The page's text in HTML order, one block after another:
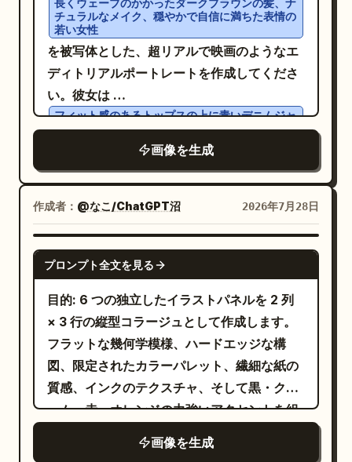
理を通してこい！！話せばどっかしら受け取
ってくれるだろ！！片っ端から当たれ！！」
と書かれている。最終的な雰囲気は、無表情
な恐怖と職場の不条理さ。 テキストの制約：
日本語のセリフは上記の内容を正確に維持す
ること。太い手書き風の漫画フォントを使用
すること。伏せ字の会社名は実在のブランド
ではなく「ヤ〇ト」とすること。余計なキャ
番号は追加しないこと。 構成の制約：ページ
には必ず 4 つのパネル、3 人の登場人物、1
つのミニチュアハムスター用ワークステーシ
ョン、1 つの若手社員用の通常ワークステー
ション、そして最後のパネルにのみ見える壁
掛け時計を含めること。可愛いハムスター
と、過酷で殺伐としたオフィスドラマの対比
を強調すること。
の美学、アンティークな金属細工、緑と金の
アクセントカラー、ブルータリズム・タイポ
グラフィ、プレミアムなエディトリアル・ポ
スターデザイン、ドラマチックなスタジオ照
明、浅い被写界深度、鋭利なマスクのディテ
ール。 制約: 右端に顔を大きくクロップした
像 1 つとテキスト要素 5 つの正確な数を守る
こと。余計なロゴや透かしは入れず、漫画や
アニメ調のスタイルは避けること。
テンツ：左端に、縦書きの黒いコンデンス体
（長体）の大文字テキストで
GENTLE MONSTER × DOCTOR DOOM
と
配置する。その下に、太字の横書き製品ラベ
ルとして DOOMWAR VV-616
る。さらにその下に、短い大文字の3行
「ENGINEERED FOR DOMINION.」
SOVEREIGNS.」を配置する。背の高いコン
デンス体のサンセリフ体を使用し、かすれた
プリントテクスチャとダークチャコールイン
クで表現する。 ビジュアルスタイル：超高精
細なシネマティックリアリズム。ラグジュア
リーアイウェアのキャンペーンとコミックの
ヴィランの鎧を融合させ、マクロ撮影のよう
なライティング、フード下のドラマチックな
影、繊細なフィルムグレイン、ハーフトーン
のポスターテクスチャ、彩度を抑えた緑と金
のパレット、金属の反射、プレミアムなエデ
シャープなフォーカス、頭部の背後にダーク
と溶け出しています。被写体と伝承は完全に
オリジナルである必要がありますが、視覚ス
タイルはハイエンドな RPG テーブルトークキ
ャラクターデザインシートの忠実度を 100%
維持し、純白の背景に配置してください。最
優先事項は、生の乾いたクールグレーの鉛筆
スケッチ（グラファイトハッチング）と、眩
いデジタル発光との極端な視覚的衝突です。
含めないでください。スタイルディレクショ
ン：これが絶対的な優先事項です。プレミア
ムなファンタジーキャラクターコンセプトア
ートが純白のネガティブスペース背景に配置
された、この画像ファミリーのスタイルを完
全に再現してください。「グラファイトハッ
チング」と「ぼかした木炭」のエフェクトを
強く強調します。女性キャラクターの肌、
鎧、衣服のすべての影の部分には、非常に目
立つアグレッシブな鉛筆のクロスハッチング
を施してください。このイラストは、テクス
り、スケッチ側ではもう片方の足が降りてい
る状態にします。スケッチ側のみに、コミッ
ク風の背景要素を正確に 14 個追加してくださ
い：輪郭線のみの星 3 つ、漫画風の煙 2 つ、
稲妻マーク 2 つ、長いスピード線の集合 5
つ、足元の床に衝撃のバースト 1 つ、小さな
インクの点の集まり 1 つ。背景はシンプルで
整理された状態を保ち、顔、胴体、パンツ、
さい。高解像度のエディトリアルライティン
グを使用し、遊び心のあるアクションのエネ
ルギーを表現してください。左側は鮮明なリ
アリズム、右側は表現力豊かなインクのハッ
チングで仕上げ、テキストや透かし、他の人
物は一切入れないでください。
長くウェーブのかかったダークブラウンの髪、ナ
チュラルなメイク、穏やかで自信に満ちた表情の
若い女性
を被写体とした、超リアルで映画のようなエ
ディトリアルポートレートを作成してくださ
い。彼女は
フィット感のあるトップスの上に青いデニムジャ
ケットを羽織り、同色のブルージーンズと黒のハ
髪型、体型、服装を完全に維持してくださ
い。 2 つのシュールなコンセプトを 1 つのシ
ームレスなシーンに融合させます： 一方で
は、現代の国際海運港に腰まで浸かって立つ
巨人のような女性を描写してください。周囲
にはコンテナターミナル、貨物クレーン、倉
庫、ターコイズブルーの海水、そして複数の
貨物船を配置します。彼女が片手でミニチュ
アのコンテナ船を優しく持ち、その周囲を本
物の貨物船がリアルな航跡を残しながら航行
している様子を描いてください。暗い嵐の雲
が広がるドラマチックな曇り空が映画のよう
な雰囲気を醸し出し、遠くには未来的な都市
画像を生成
作成者： @なこ/ChatGPT沼 2026年7月28日
GPT IMAGE 2
プロンプト全文を見る
目的: 6 つの独立したイラストパネルを 2 列
× 3 行の縦型コラージュとして作成します。
フラットな幾何学模様、ハードエッジな構
図、限定されたカラーパレット、繊細な紙の
質感、インクのテクスチャ、そして黒・クリ
ーム・赤・オレンジの力強いアクセントを組
ムのポスタースタイルで仕上げます。各パネ
画像を生成